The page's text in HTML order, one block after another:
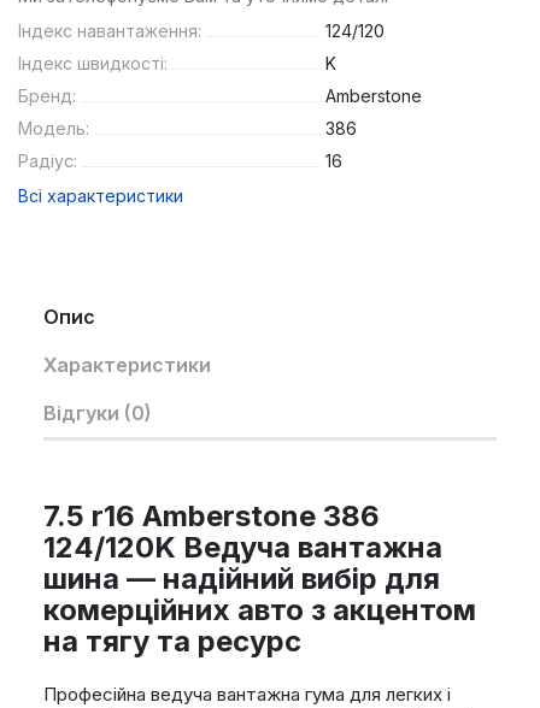
Індекс навантаження:
124/120
Індекс швидкості:
K
Бренд:
Amberstone
Модель:
386
Радіус:
16
Всі характеристики
Опис
Характеристики
Відгуки (0)
7.5 r16 Amberstone 386
124/120K Ведуча вантажна
шина — надійний вибір для
комерційних авто з акцентом
на тягу та ресурс
Професійна ведуча вантажна гума для легких і